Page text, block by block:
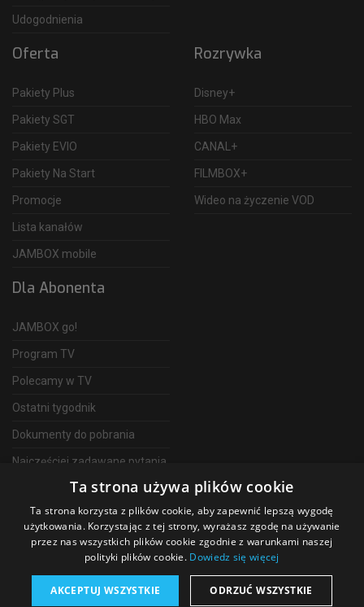
Udogodnienia
Oferta
Pakiety Plus
Pakiety SGT
Pakiety EVIO
Pakiety Na Start
Promocje
Lista kanałów
JAMBOX mobile
Rozrywka
Disney+
HBO Max
CANAL+
FILMBOX+
Wideo na życzenie VOD
Dla Abonenta
JAMBOX go!
Program TV
Polecamy w TV
Ostatni tygodnik
Dokumenty do pobrania
Najczęściej zadawane pytania
Telewizja Światłowodowa
Ta strona używa plików cookie
Ta strona korzysta z plików cookie, aby zapewnić lepszą wygodę
użytkowania. Korzystając z tej strony, wyrażasz zgodę na używanie
przez nas wszystkich plików cookie zgodnie z warunkami naszej
polityki plików cookie. Dowiedz się więcej
AKCEPTUJ WSZYSTKIE ODRZUĆ WSZYSTKIE